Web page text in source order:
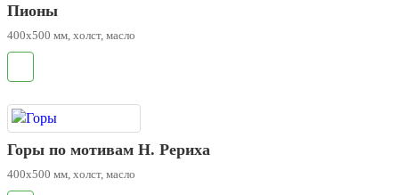
Пионы
400х500 мм, холст, масло
Горы по мотивам Н. Рериха
400х500 мм, холст, масло